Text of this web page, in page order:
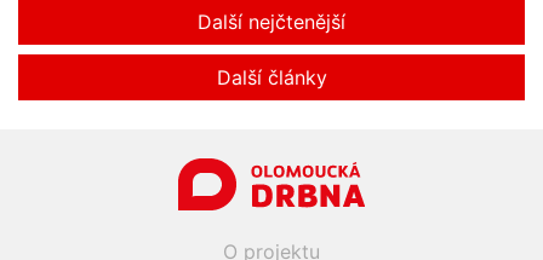
Další nejčtenější
Další články
O projektu